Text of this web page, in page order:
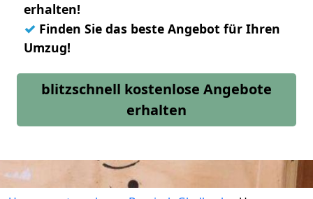
erhalten!
✓ Finden Sie das beste Angebot für Ihren
Umzug!
blitzschnell kostenlose Angebote
erhalten